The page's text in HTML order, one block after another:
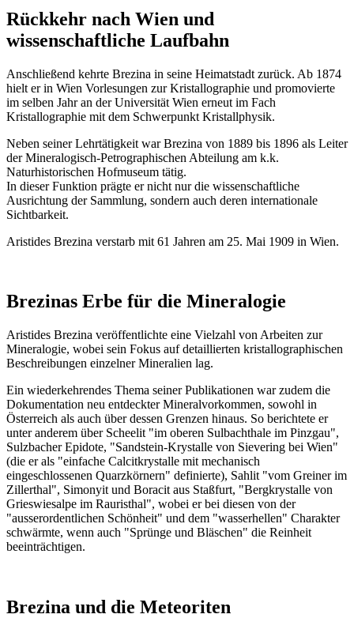
Rückkehr nach Wien und
wissenschaftliche Laufbahn
Anschließend kehrte Brezina in seine Heimatstadt zurück. Ab 1874
hielt er in Wien Vorlesungen zur Kristallographie und promovierte
im selben Jahr an der Universität Wien erneut im Fach
Kristallographie mit dem Schwerpunkt Kristallphysik.
Neben seiner Lehrtätigkeit war Brezina von 1889 bis 1896 als Leiter
der Mineralogisch-Petrographischen Abteilung am k.k.
Naturhistorischen Hofmuseum tätig.
In dieser Funktion prägte er nicht nur die wissenschaftliche
Ausrichtung der Sammlung, sondern auch deren internationale
Sichtbarkeit.
Aristides Brezina verstarb mit 61 Jahren am 25. Mai 1909 in Wien.
Brezinas Erbe für die Mineralogie
Aristides Brezina veröffentlichte eine Vielzahl von Arbeiten zur
Mineralogie, wobei sein Fokus auf detaillierten kristallographischen
Beschreibungen einzelner Mineralien lag.
Ein wiederkehrendes Thema seiner Publikationen war zudem die
Dokumentation neu entdeckter Mineralvorkommen, sowohl in
Österreich als auch über dessen Grenzen hinaus. So berichtete er
unter anderem über Scheelit "im oberen Sulbachthale im Pinzgau",
Sulzbacher Epidote, "Sandstein-Krystalle von Sievering bei Wien"
(die er als "einfache Calcitkrystalle mit mechanisch
eingeschlossenen Quarzkörnern" definierte), Sahlit "vom Greiner im
Zillerthal", Simonyit und Boracit aus Staßfurt, "Bergkrystalle von
Grieswiesalpe im Rauristhal", wobei er bei diesen von der
"ausserordentlichen Schönheit" und dem "wasserhellen" Charakter
schwärmte, wenn auch "Sprünge und Bläschen" die Reinheit
beeinträchtigen.
Brezina und die Meteoriten